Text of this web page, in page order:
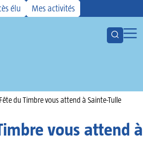
élu Mes activités
Ouvrir la
Kiosque
Agenda
du Timbre vous attend à Sainte-Tulle
vous attend à